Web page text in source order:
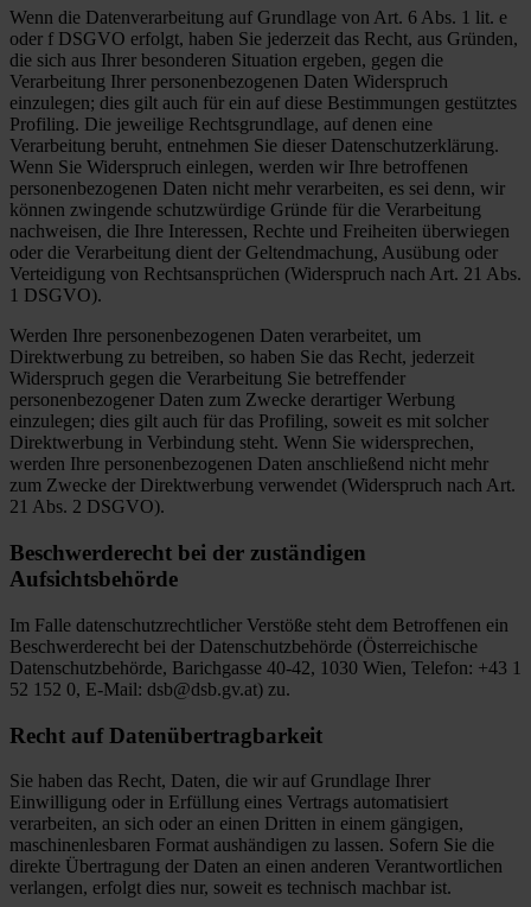
Wenn die Datenverarbeitung auf Grundlage von Art. 6 Abs. 1 lit. e
oder f DSGVO erfolgt, haben Sie jederzeit das Recht, aus Gründen,
die sich aus Ihrer besonderen Situation ergeben, gegen die
Verarbeitung Ihrer personenbezogenen Daten Widerspruch
einzulegen; dies gilt auch für ein auf diese Bestimmungen gestütztes
Profiling. Die jeweilige Rechtsgrundlage, auf denen eine
Verarbeitung beruht, entnehmen Sie dieser Datenschutzerklärung.
Wenn Sie Widerspruch einlegen, werden wir Ihre betroffenen
personenbezogenen Daten nicht mehr verarbeiten, es sei denn, wir
können zwingende schutzwürdige Gründe für die Verarbeitung
nachweisen, die Ihre Interessen, Rechte und Freiheiten überwiegen
oder die Verarbeitung dient der Geltendmachung, Ausübung oder
Verteidigung von Rechtsansprüchen (Widerspruch nach Art. 21 Abs.
1 DSGVO).
Werden Ihre personenbezogenen Daten verarbeitet, um
Direktwerbung zu betreiben, so haben Sie das Recht, jederzeit
Widerspruch gegen die Verarbeitung Sie betreffender
personenbezogener Daten zum Zwecke derartiger Werbung
einzulegen; dies gilt auch für das Profiling, soweit es mit solcher
Direktwerbung in Verbindung steht. Wenn Sie widersprechen,
werden Ihre personenbezogenen Daten anschließend nicht mehr
zum Zwecke der Direktwerbung verwendet (Widerspruch nach Art.
21 Abs. 2 DSGVO).
Beschwerderecht bei der zuständigen
Aufsichtsbehörde
Im Falle datenschutzrechtlicher Verstöße steht dem Betroffenen ein
Beschwerderecht bei der Datenschutzbehörde (Österreichische
Datenschutzbehörde, Barichgasse 40-42, 1030 Wien, Telefon: +43 1
52 152 0, E-Mail: dsb@dsb.gv.at) zu.
Recht auf Datenübertragbarkeit
Sie haben das Recht, Daten, die wir auf Grundlage Ihrer
Einwilligung oder in Erfüllung eines Vertrags automatisiert
verarbeiten, an sich oder an einen Dritten in einem gängigen,
maschinenlesbaren Format aushändigen zu lassen. Sofern Sie die
direkte Übertragung der Daten an einen anderen Verantwortlichen
verlangen, erfolgt dies nur, soweit es technisch machbar ist.